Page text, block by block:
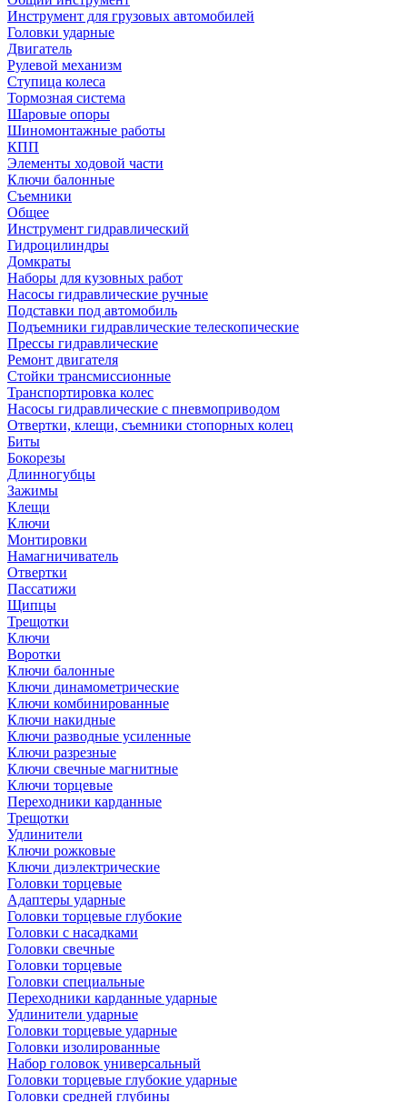
Инструмент для грузовых автомобилей
Головки ударные
Двигатель
Рулевой механизм
Ступица колеса
Тормозная система
Шаровые опоры
Шиномонтажные работы
КПП
Элементы ходовой части
Ключи балонные
Съемники
Общее
Инструмент гидравлический
Гидроцилиндры
Домкраты
Наборы для кузовных работ
Насосы гидравлические ручные
Подставки под автомобиль
Подъемники гидравлические телескопические
Прессы гидравлические
Ремонт двигателя
Стойки трансмиссионные
Транспортировка колес
Насосы гидравлические с пневмоприводом
Отвертки, клещи, съемники стопорных колец
Биты
Бокорезы
Длинногубцы
Зажимы
Клещи
Ключи
Монтировки
Намагничиватель
Отвертки
Пассатижи
Щипцы
Трещотки
Ключи
Воротки
Ключи балонные
Ключи динамометрические
Ключи комбинированные
Ключи накидные
Ключи разводные усиленные
Ключи разрезные
Ключи свечные магнитные
Ключи торцевые
Переходники карданные
Трещотки
Удлинители
Ключи рожковые
Ключи диэлектрические
Головки торцевые
Адаптеры ударные
Головки торцевые глубокие
Головки с насадками
Головки свечные
Головки торцевые
Головки специальные
Переходники карданные ударные
Удлинители ударные
Головки торцевые ударные
Головки изолированные
Набор головок универсальный
Головки торцевые глубокие ударные
Головки средней глубины